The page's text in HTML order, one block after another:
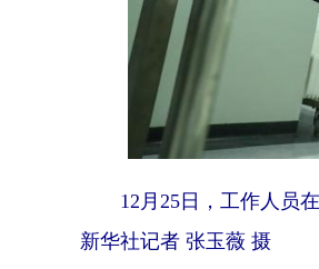
12月25日，工作人员在
新华社记者 张玉薇 摄